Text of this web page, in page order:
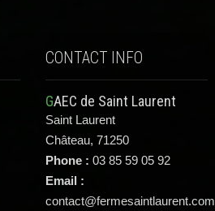
CONTACT INFO
GAEC de Saint Laurent
Saint Laurent
Château, 71250
Phone : 03 85 59 05 92
Email :
contact@fermesaintlaurent.com